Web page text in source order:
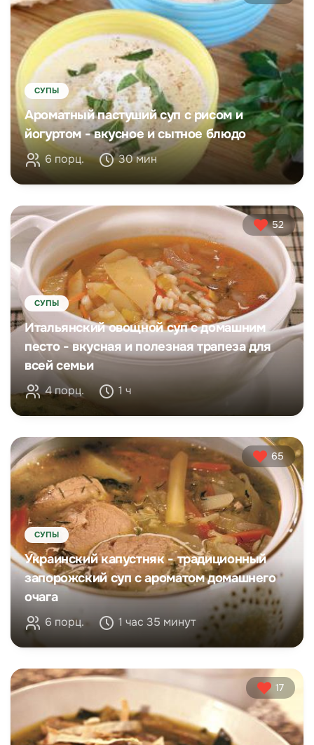
СУПЫ
Ароматный пастуший суп с рисом и
йогуртом - вкусное и сытное блюдо
6 порц. 30 мин
52
СУПЫ
Итальянский овощной суп с домашним
песто - вкусная и полезная трапеза для
всей семьи
4 порц. 1 ч
65
СУПЫ
Украинский капустняк - традиционный
запорожский суп с ароматом домашнего
очага
6 порц. 1 час 35 минут
17